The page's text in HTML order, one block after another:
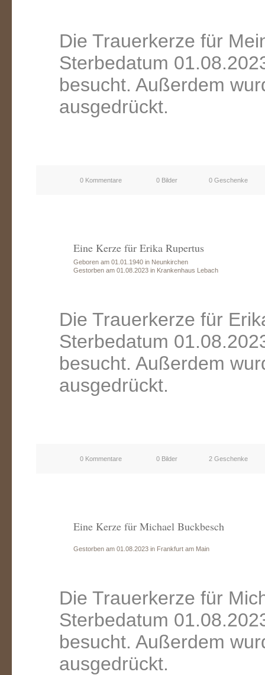
Die Trauerkerze für
Sterbedatum
besucht. Außerdem
ausgedrückt.
0 Kommentare 0 Bilder 0 Geschenke
Eine Kerze für Erika Rupertus
Geboren am 01.01.1940 in Neunkirchen
Gestorben am 01.08.2023 in Krankenhaus Lebach
Die Trauerkerze für
Sterbedatum
besucht. Außerdem
ausgedrückt.
0 Kommentare 0 Bilder 2 Geschenke
Eine Kerze für Michael Buckbesch
Gestorben am 01.08.2023 in Frankfurt am Main
Die Trauerkerze für
Sterbedatum
besucht. Außerdem
ausgedrückt.